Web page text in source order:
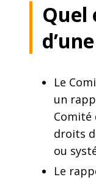
Quel
Le
un
Comité
droits
ou
Le